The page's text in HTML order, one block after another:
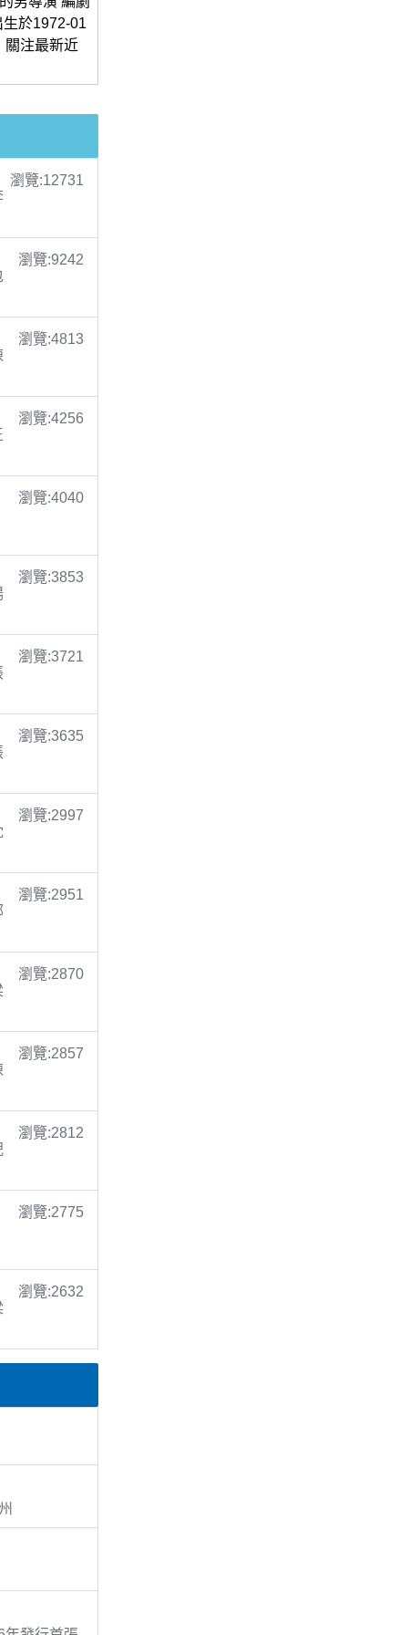
於1972-01
關注最新近
瀏覽:12731
瀏覽:9242
瀏覽:4813
瀏覽:4256
瀏覽:4040
瀏覽:3853
瀏覽:3721
瀏覽:3635
瀏覽:2997
瀏覽:2951
瀏覽:2870
瀏覽:2857
瀏覽:2812
瀏覽:2775
瀏覽:2632